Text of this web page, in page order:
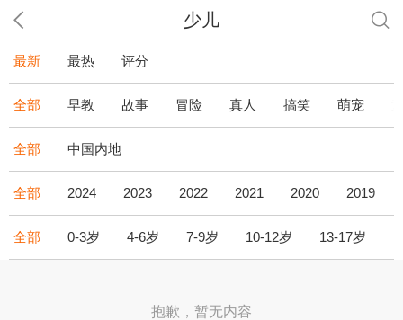
少儿
最新 最热 评分
全部 早教 故事 冒险 真人 搞笑 萌宠
全部 中国内地
全部 2024 2023 2022 2021 2020 2019
全部 0-3岁 4-6岁 7-9岁 10-12岁 13-17岁
抱歉，暂无内容